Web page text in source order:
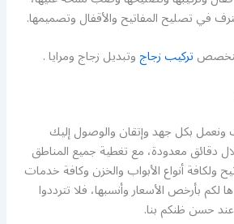
في تصليح المفاتيح والأقفال وتصميمها.
متخصصتركيب زجاجوتبديل زجاج ومرايا .
بكل جهد وإتقان والوصول إليك
دقائق معدودة، مع تغطية جميع المناطق
ولكافة أنواع الأبواب والخزن وكافة خدمات
لكم بأرخص الأسعار وأنسبها، فلا تترددوا
حسن ظنكم بنا.